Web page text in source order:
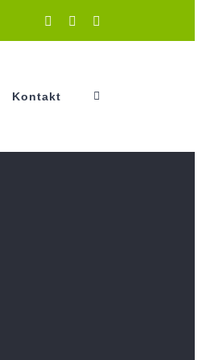
InstagramFacebook
Kontakt